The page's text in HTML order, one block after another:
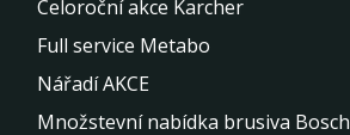
Celoroční akce Karcher
Full service Metabo
Nářadí AKCE
Množstevní nabídka brusiva Bosch